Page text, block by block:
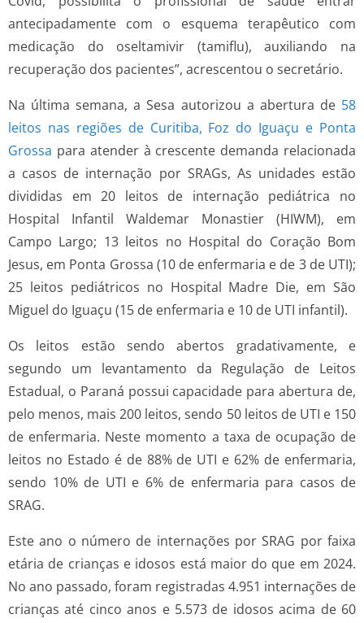
antecipadamente com o esquema terapêutico com
medicação do oseltamivir (tamiflu), auxiliando na
recuperação dos pacientes”, acrescentou o secretário.
Na última semana, a Sesa autorizou a abertura de 58
leitos nas regiões de Curitiba, Foz do Iguaçu e Ponta
Grossa para atender à crescente demanda relacionada
a casos de internação por SRAGs, As unidades estão
divididas em 20 leitos de internação pediátrica no
Hospital Infantil Waldemar Monastier (HIWM), em
Campo Largo; 13 leitos no Hospital do Coração Bom
Jesus, em Ponta Grossa (10 de enfermaria e de 3 de UTI);
25 leitos pediátricos no Hospital Madre Die, em São
Miguel do Iguaçu (15 de enfermaria e 10 de UTI infantil).
Os leitos estão sendo abertos gradativamente, e
segundo um levantamento da Regulação de Leitos
Estadual, o Paraná possui capacidade para abertura de,
pelo menos, mais 200 leitos, sendo 50 leitos de UTI e 150
de enfermaria. Neste momento a taxa de ocupação de
leitos no Estado é de 88% de UTI e 62% de enfermaria,
sendo 10% de UTI e 6% de enfermaria para casos de
SRAG.
Este ano o número de internações por SRAG por faixa
etária de crianças e idosos está maior do que em 2024.
No ano passado, foram registradas 4.951 internações de
crianças até cinco anos e 5.573 de idosos acima de 60